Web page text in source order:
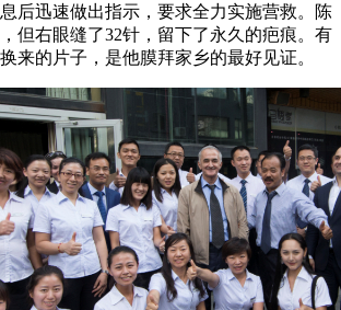
后迅速做出指示，要求全力实施营救。陈
但右眼缝了32针，留下了永久的疤痕。有
来的片子，是他膜拜家乡的最好见证。